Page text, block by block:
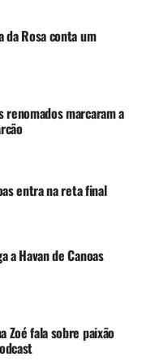
da Rosa conta um
renomados marcaram a
entra na reta final
a Havan de Canoas
Zoé fala sobre paixão